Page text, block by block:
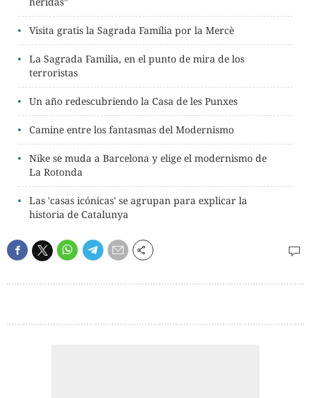
Visita gratis la Sagrada Família por la Mercè
La Sagrada Familia, en el punto de mira de los
terroristas
Un año redescubriendo la Casa de les Punxes
Camine entre los fantasmas del Modernismo
Nike se muda a Barcelona y elige el modernismo de
La Rotonda
Las 'casas icónicas' se agrupan para explicar la
historia de Catalunya